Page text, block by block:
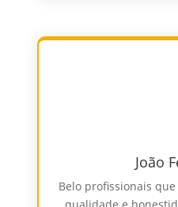
João
Belo profissionais
qualidade e